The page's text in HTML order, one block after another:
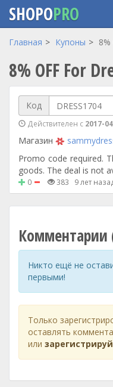
Перейти
основному
содержанию
SHOPOPRO
Главная Купоны
8% OFF For
Код
Действителен с 2017-
Магазин
Promo code required.
goods. The deal is not
0 383 9 лет
Комментарии
Никто ещё не
первыми!
Только
оставлять
или